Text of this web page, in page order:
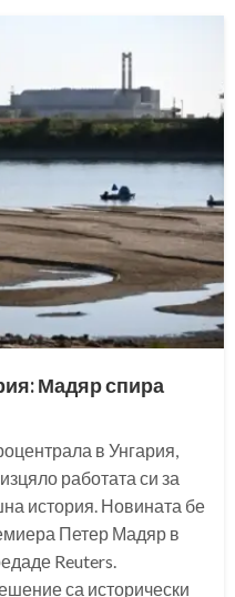
Мадяр спира
в Унгария,
работата си за
история. Новината бе
Петер Мадяр в
Reuters.
са исторически